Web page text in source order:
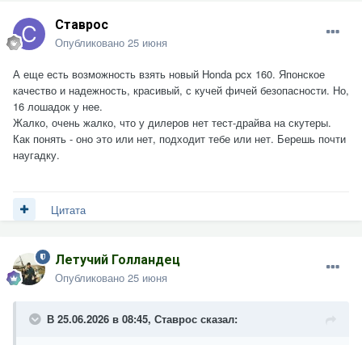
Ставрос
Опубликовано 25 июня
А еще есть возможность взять новый Honda pcx 160. Японское
качество и надежность, красивый, с кучей фичей безопасности. Но,
16 лошадок у нее.
Жалко, очень жалко, что у дилеров нет тест-драйва на скутеры.
Как понять - оно это или нет, подходит тебе или нет. Берешь почти
наугадку.
Цитата
Летучий Голландец
Опубликовано 25 июня
В 25.06.2026 в 08:45, Ставрос сказал: